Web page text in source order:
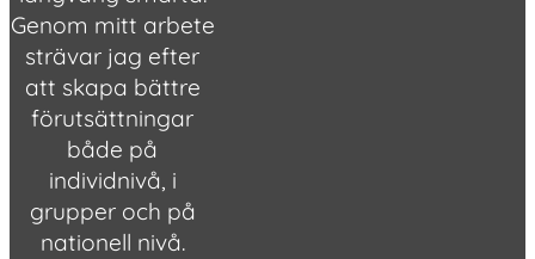
Genom mitt arbete
strävar jag efter
att skapa bättre
förutsättningar
både på
individnivå, i
grupper och på
nationell nivå.